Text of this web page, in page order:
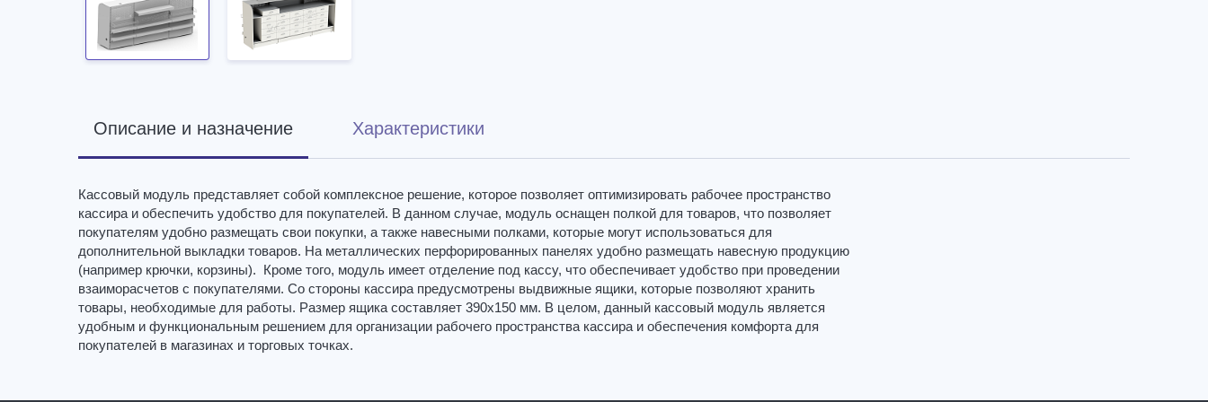
Описание и назначение Характеристики
Кассовый модуль представляет собой комплексное решение, которое позволяет оптимизировать рабочее пространство
кассира и обеспечить удобство для покупателей. В данном случае, модуль оснащен полкой для товаров, что позволяет
покупателям удобно размещать свои покупки, а также навесными полками, которые могут использоваться для
дополнительной выкладки товаров. На металлических перфорированных панелях удобно размещать навесную продукцию
(например крючки, корзины). Кроме того, модуль имеет отделение под кассу, что обеспечивает удобство при проведении
взаиморасчетов с покупателями. Со стороны кассира предусмотрены выдвижные ящики, которые позволяют хранить
товары, необходимые для работы. Размер ящика составляет 390x150 мм. В целом, данный кассовый модуль является
удобным и функциональным решением для организации рабочего пространства кассира и обеспечения комфорта для
покупателей в магазинах и торговых точках.